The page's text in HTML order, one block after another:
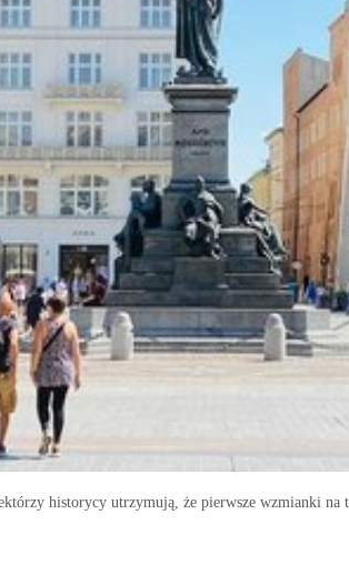
historycy utrzymują, że pierwsze wzmianki